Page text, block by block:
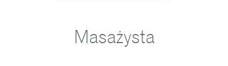
Masażysta